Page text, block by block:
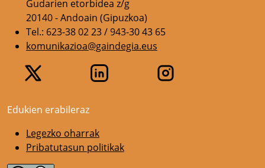
Gudarien etorbidea z/g
20140 - Andoain (Gipuzkoa)
Tel.: 623-38 02 23 / 943-30 43 65
komunikazioa@gaindegia.eus
Edukien erabileraz
Legezko oharrak
Pribatutasun politikak